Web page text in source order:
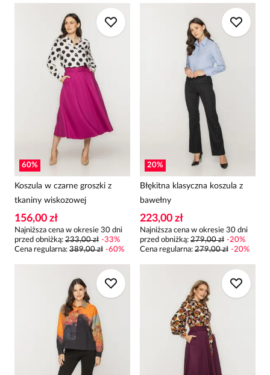
60%
Koszula w czarne groszki z
tkaniny wiskozowej
156,00 zł
Najniższa cena w okresie 30 dni
przed obniżką: 233,00 zł -33%
Cena regularna: 389,00 zł -60%
20%
Błękitna klasyczna koszula z
bawełny
223,00 zł
Najniższa cena w okresie 30 dni
przed obniżką: 279,00 zł -20%
Cena regularna: 279,00 zł -20%